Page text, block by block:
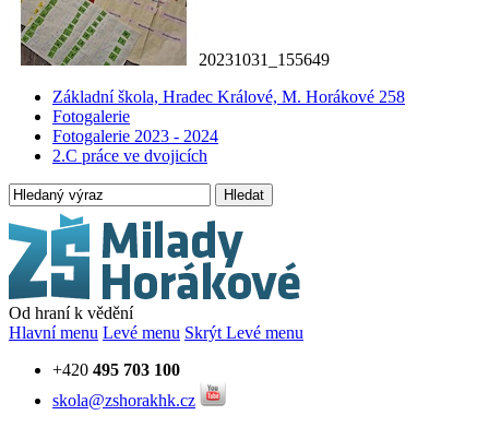
20231031_155649
Základní škola, Hradec Králové, M. Horákové 258
Fotogalerie
Fotogalerie 2023 - 2024
2.C práce ve dvojicích
Hledat
Od hraní k vědění
Hlavní menu Levé menu Skrýt Levé menu
+420 495 703 100
skola@zshorakhk.cz